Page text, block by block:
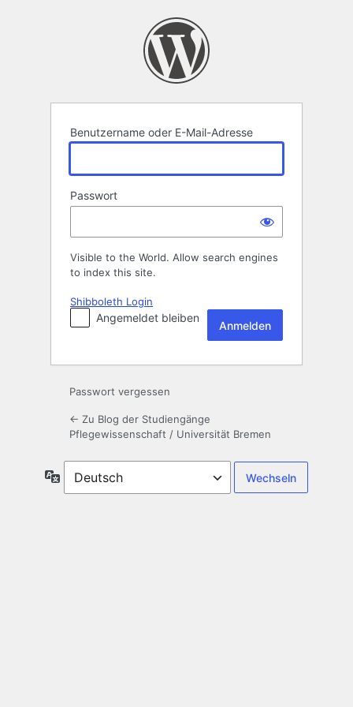
Benutzername oder E-Mail-Adresse
Passwort
Visible to the World. Allow search engines
to index this site.
Shibboleth Login
Angemeldet bleiben
Passwort vergessen
← Zu Blog der Studiengänge
Pflegewissenschaft / Universität Bremen
Sprache